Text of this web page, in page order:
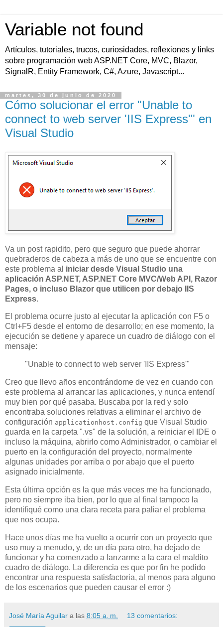
Variable not found
Artículos, tutoriales, trucos, curiosidades, reflexiones y links
sobre programación web ASP.NET Core, MVC, Blazor,
SignalR, Entity Framework, C#, Azure, Javascript...
martes, 30 de junio de 2020
Cómo solucionar el error "Unable to
connect to web server 'IIS Express'" en
Visual Studio
Va un post rapidito, pero que seguro que puede ahorrar
quebraderos de cabeza a más de uno que se encuentre con
este problema al iniciar desde Visual Studio una
aplicación ASP.NET, ASP.NET Core MVC/Web API, Razor
Pages, o incluso Blazor que utilicen por debajo IIS
Express.
El problema ocurre justo al ejecutar la aplicación con F5 o
Ctrl+F5 desde el entorno de desarrollo; en ese momento, la
ejecución se detiene y aparece un cuadro de diálogo con el
mensaje:
"Unable to connect to web server 'IIS Express'"
Creo que llevo años encontrándome de vez en cuando con
este problema al arrancar las aplicaciones, y nunca entendí
muy bien por qué pasaba. Buscaba por la red y solo
encontraba soluciones relativas a eliminar el archivo de
configuración applicationhost.config que Visual Studio
guarda en la carpeta ".vs" de la solución, a reiniciar el IDE o
incluso la máquina, abrirlo como Administrador, o cambiar el
puerto en la configuración del proyecto, normalmente
algunas unidades por arriba o por abajo que el puerto
asignado inicialmente.
Esta última opción es la que más veces me ha funcionado,
pero no siempre iba bien, por lo que al final tampoco la
identifiqué como una clara receta para paliar el problema
que nos ocupa.
Hace unos días me ha vuelto a ocurrir con un proyecto que
uso muy a menudo, y, de un día para otro, ha dejado de
funcionar y ha comenzado a lanzarme a la cara el maldito
cuadro de diálogo. La diferencia es que por fin he podido
encontrar una respuesta satisfactoria, al menos para alguno
de los escenarios que pueden causar el error :)
José María Aguilar a las 8:05 a. m. 13 comentarios: